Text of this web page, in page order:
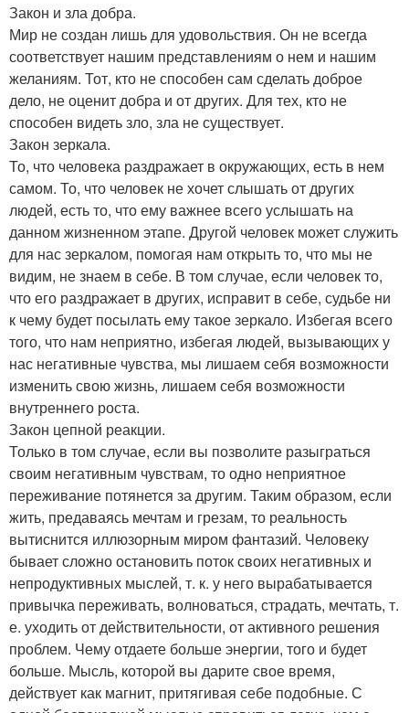
Закон и зла добра.
Мир не создан лишь для удовольствия. Он не всегда
соответствует нашим представлениям о нем и нашим
желаниям. Тот, кто не способен сам сделать доброе
дело, не оценит добра и от других. Для тех, кто не
способен видеть зло, зла не существует.
Закон зеркала.
То, что человека раздражает в окружающих, есть в нем
самом. То, что человек не хочет слышать от других
людей, есть то, что ему важнее всего услышать на
данном жизненном этапе. Другой человек может служить
для нас зеркалом, помогая нам открыть то, что мы не
видим, не знаем в себе. В том случае, если человек то,
что его раздражает в других, исправит в себе, судьбе ни
к чему будет посылать ему такое зеркало. Избегая всего
того, что нам неприятно, избегая людей, вызывающих у
нас негативные чувства, мы лишаем себя возможности
изменить свою жизнь, лишаем себя возможности
внутреннего роста.
Закон цепной реакции.
Только в том случае, если вы позволите разыграться
своим негативным чувствам, то одно неприятное
переживание потянется за другим. Таким образом, если
жить, предаваясь мечтам и грезам, то реальность
вытиснится иллюзорным миром фантазий. Человеку
бывает сложно остановить поток своих негативных и
непродуктивных мыслей, т. к. у него вырабатывается
привычка переживать, волноваться, страдать, мечтать, т.
е. уходить от действительности, от активного решения
проблем. Чему отдаете больше энергии, того и будет
больше. Мысль, которой вы дарите свое время,
действует как магнит, притягивая себе подобные. С